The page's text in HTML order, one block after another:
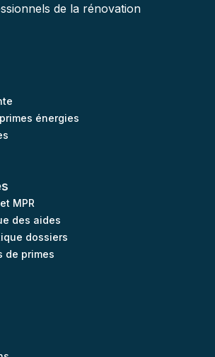
de la rénovation
énergies
MPR
des aides
dossiers
de primes